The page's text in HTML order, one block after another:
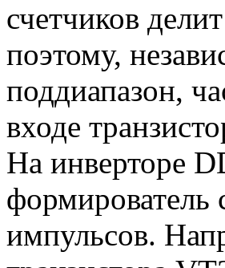
счетчиков
поэтому,
поддиапазон,
входе
На инверторе
формирователь
импульсов.